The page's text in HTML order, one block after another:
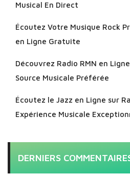
Musical En Direct
Écoutez Votre Musique Rock
en Ligne Gratuite
Découvrez Radio RMN en
Source Musicale Préférée
Écoutez le Jazz en Ligne sur
Expérience Musicale
DERNIERS